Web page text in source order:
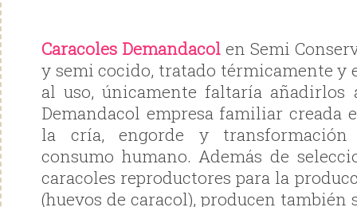
Caracoles Demandacol en Semi
y semi cocido, tratado térmicamente y
al uso, únicamente faltaría añadirlos
Demandacol empresa familiar creada
la cría, engorde y transformación
consumo humano. Además de
caracoles reproductores para la
(huevos de caracol), producen también